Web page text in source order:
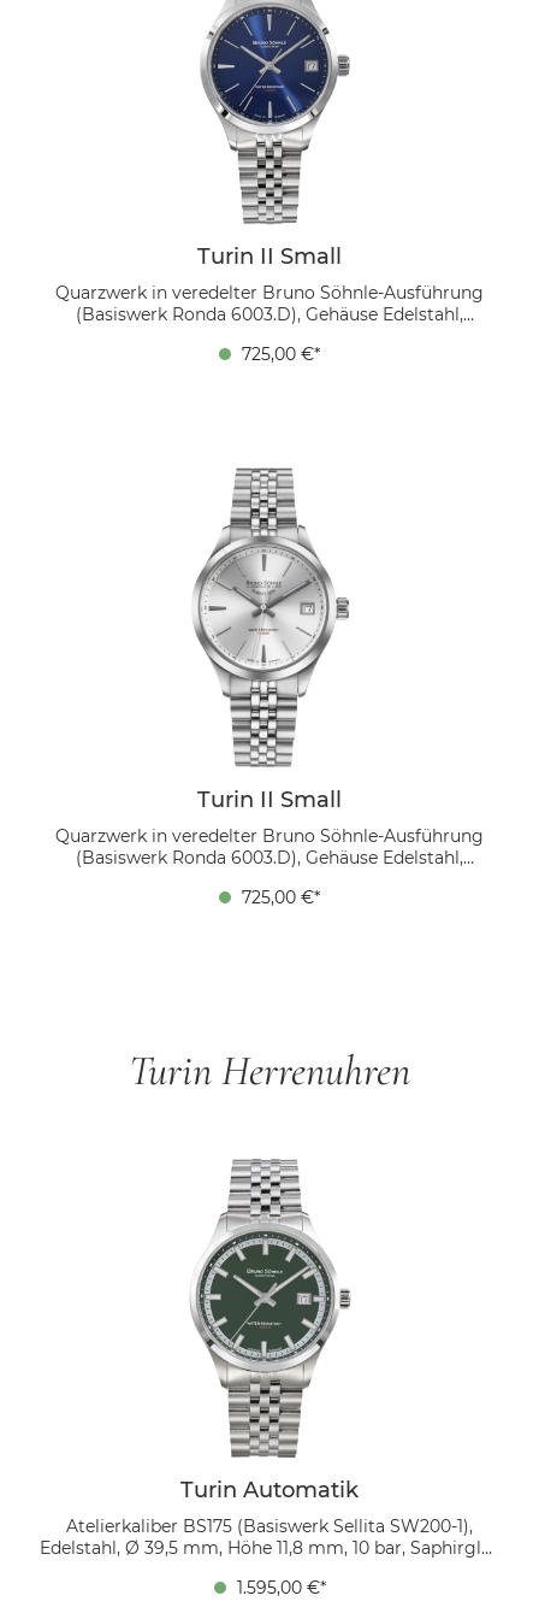
Turin II Small
Quarzwerk in veredelter Bruno Söhnle-Ausführung
(Basiswerk Ronda 6003.D), Gehäuse Edelstahl,
Saphirglas innen entspiegelt, Metallband Edelstahl,
725,00 €*
Turin II Small
Quarzwerk in veredelter Bruno Söhnle-Ausführung
(Basiswerk Ronda 6003.D), Gehäuse Edelstahl,
Saphirglas innen entspiegelt, Metallband Edelstahl,
725,00 €*
Turin Herrenuhren
Turin Automatik
Atelierkaliber BS175 (Basiswerk Sellita SW200-1),
Edelstahl, Ø 39,5 mm, Höhe 11,8 mm, 10 bar, Saphirglas
mit massiven Gliedern, Faltschließe mit
1.595,00 €*